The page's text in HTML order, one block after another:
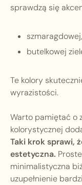
sprawdzą się
szmaragdowej,
butelkowej
Te kolory
wyrazistości.
Warto pamiętać o
kolorystycznej
Taki krok sprawi,
estetyczna.
minimalistyczna
uzupełnienie